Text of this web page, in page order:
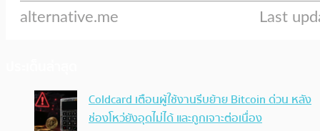
Coldcard เตือนผู้ใช้งานรีบย้าย Bitcoin ด่วน หลัง
ช่องโหว่ยังอุดไม่ได้ และถูกเจาะต่อเนื่อง